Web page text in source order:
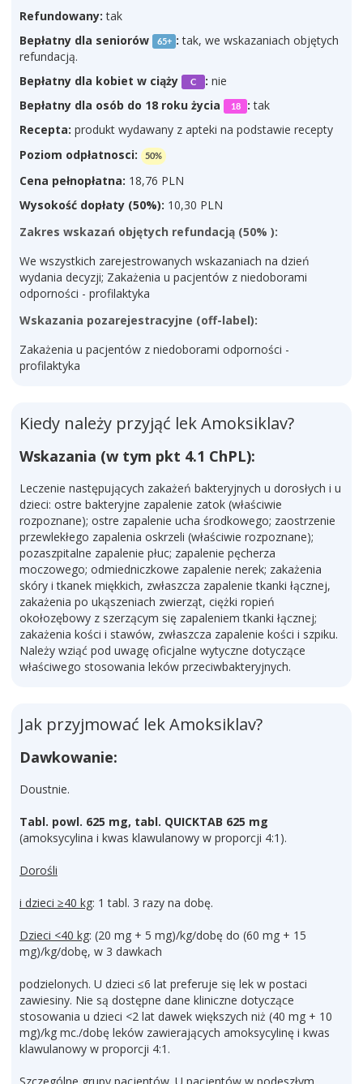
Refundowany: tak
Bepłatny dla seniorów
65+ : tak, we wskazaniach objętych
refundacją.
Bepłatny dla kobiet w ciąży
C : nie
Bepłatny dla osób do 18 roku życia
18 : tak
Recepta: produkt wydawany z apteki na podstawie recepty
Poziom odpłatnosci:
50%
Cena pełnopłatna: 18,76 PLN
Wysokość dopłaty (50%): 10,30 PLN
Zakres wskazań objętych refundacją (50% ):
We wszystkich zarejestrowanych wskazaniach na dzień
wydania decyzji; Zakażenia u pacjentów z niedoborami
odporności - profilaktyka
Wskazania pozarejestracyjne (off-label):
Zakażenia u pacjentów z niedoborami odporności -
profilaktyka
Kiedy należy przyjąć lek Amoksiklav?
Wskazania (w tym pkt 4.1 ChPL):
Leczenie następujących zakażeń bakteryjnych u dorosłych i u
dzieci: ostre bakteryjne zapalenie zatok (właściwie
rozpoznane); ostre zapalenie ucha środkowego; zaostrzenie
przewlekłego zapalenia oskrzeli (właściwie rozpoznane);
pozaszpitalne zapalenie płuc; zapalenie pęcherza
moczowego; odmiedniczkowe zapalenie nerek; zakażenia
skóry i tkanek miękkich, zwłaszcza zapalenie tkanki łącznej,
zakażenia po ukąszeniach zwierząt, ciężki ropień
okołozębowy z szerzącym się zapaleniem tkanki łącznej;
zakażenia kości i stawów, zwłaszcza zapalenie kości i szpiku.
Należy wziąć pod uwagę oficjalne wytyczne dotyczące
właściwego stosowania leków przeciwbakteryjnych.
Jak przyjmować lek Amoksiklav?
Dawkowanie:
Doustnie.
Tabl. powl. 625 mg, tabl. QUICKTAB 625 mg
(amoksycylina i kwas klawulanowy w proporcji 4:1).
Dorośli
i dzieci ≥40 kg: 1 tabl. 3 razy na dobę.
Dzieci <40 kg: (20 mg + 5 mg)/kg/dobę do (60 mg + 15
mg)/kg/dobę, w 3 dawkach
podzielonych. U dzieci ≤6 lat preferuje się lek w postaci
zawiesiny. Nie są dostępne dane kliniczne dotyczące
stosowania u dzieci <2 lat dawek większych niż (40 mg + 10
mg)/kg mc./dobę leków zawierających amoksycylinę i kwas
klawulanowy w proporcji 4:1.